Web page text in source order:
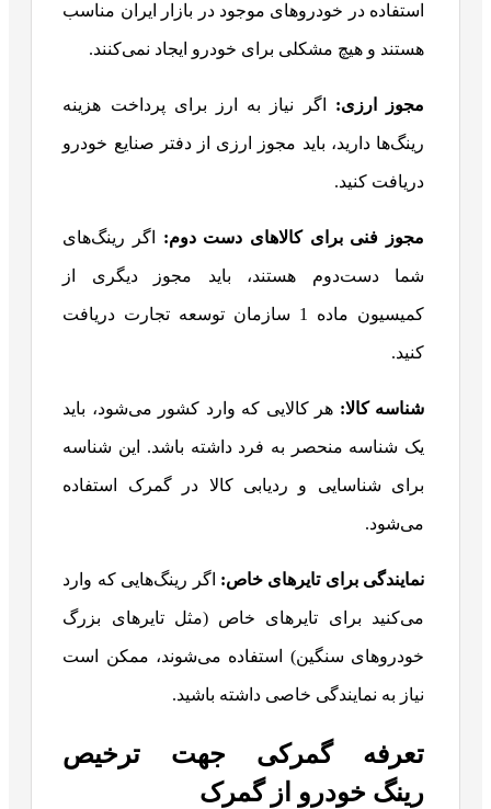
استفاده در خودروهای موجود در بازار ایران مناسب
هستند و هیچ مشکلی برای خودرو ایجاد نمی‌کنند.
مجوز ارزی: اگر نیاز به ارز برای پرداخت هزینه
رینگ‌ها دارید، باید مجوز ارزی از دفتر صنایع خودرو
دریافت کنید.
مجوز فنی برای کالاهای دست دوم: اگر رینگ‌های
شما دست‌دوم هستند، باید مجوز دیگری از
کمیسیون ماده 1 سازمان توسعه تجارت دریافت
کنید.
شناسه کالا: هر کالایی که وارد کشور می‌شود، باید
یک شناسه منحصر به فرد داشته باشد. این شناسه
برای شناسایی و ردیابی کالا در گمرک استفاده
می‌شود.
نمایندگی برای تایرهای خاص: اگر رینگ‌هایی که وارد
می‌کنید برای تایرهای خاص (مثل تایرهای بزرگ
خودروهای سنگین) استفاده می‌شوند، ممکن است
نیاز به نمایندگی خاصی داشته باشید.
تعرفه گمرکی جهت ترخیص
رینگ خودرو از گمرک